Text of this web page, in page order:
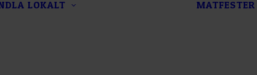
LOKALT MATFESTER